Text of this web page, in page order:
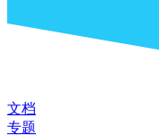
文档
专题